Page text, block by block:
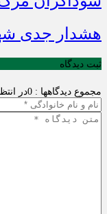
هشدار جدی
ثبت دیدگاه
مجموع دیدگاهها : 0 در